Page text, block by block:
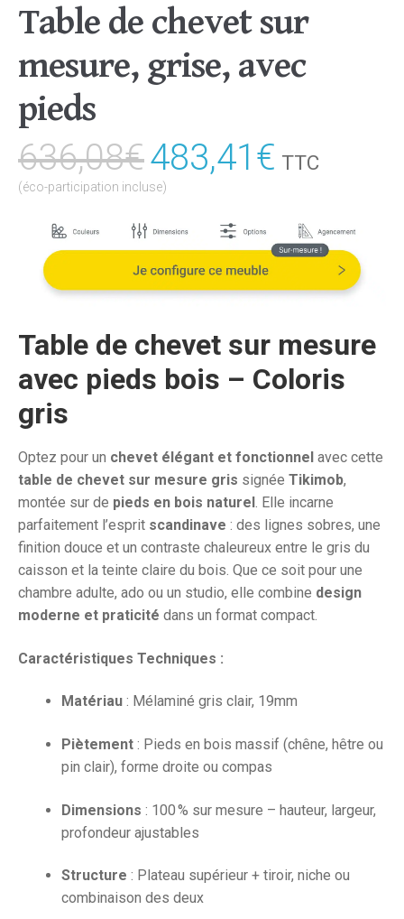
Table de chevet sur
mesure, grise, avec
pieds
636,08€Le
prix
initial
était :
636,08€.
483,41€Le
actuel
est :
TTC
(éco-participation incluse)
Table de chevet sur mesure
avec pieds bois – Coloris
gris
Optez pour un chevet élégant et fonctionnel avec cette
table de chevet sur mesure gris signée Tikimob,
montée sur de pieds en bois naturel. Elle incarne
parfaitement l’esprit scandinave : des lignes sobres, une
finition douce et un contraste chaleureux entre le gris du
caisson et la teinte claire du bois. Que ce soit pour une
chambre adulte, ado ou un studio, elle combine design
moderne et praticité dans un format compact.
Caractéristiques Techniques :
Matériau : Mélaminé gris clair, 19mm
Piètement : Pieds en bois massif (chêne, hêtre ou
pin clair), forme droite ou compas
Dimensions : 100 % sur mesure – hauteur, largeur,
profondeur ajustables
Structure : Plateau supérieur + tiroir, niche ou
combinaison des deux